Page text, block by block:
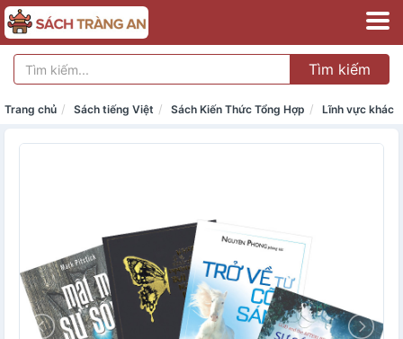
Tìm kiếm
Trang chủ Sách tiếng Việt Sách Kiến Thức Tổng Hợp Lĩnh vực khác